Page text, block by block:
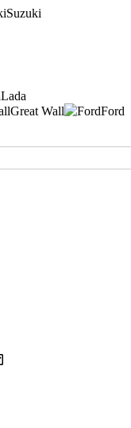
Suzuki
Lada
Great Wall Ford